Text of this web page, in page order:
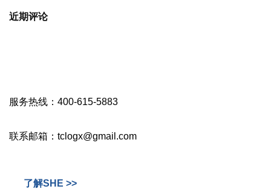
近期评论
服务热线：400-615-5883
联系邮箱：tclogx@gmail.com
了解SHE >>